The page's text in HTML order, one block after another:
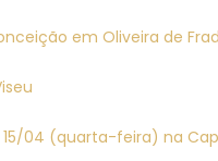
em Oliveira de
04 (quarta-feira) na